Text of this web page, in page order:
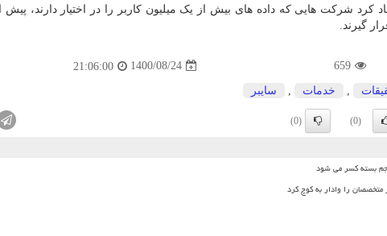
کرد شرکت هایی که داده های بیش از یک میلیون کاربر را در اختیار دارند،
گیرند.
659
1400/08/24
21:06:00
خدمات سایبر
(0)
(0)
بسته کسر می شود
متخصصان را وادار به کوچ کرد